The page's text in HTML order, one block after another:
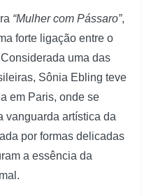
“Mulher com Pássaro”,
forte ligação entre o
uma das
Sônia Ebling teve
em Paris, onde se
vanguarda artística da
por formas delicadas
a essência da